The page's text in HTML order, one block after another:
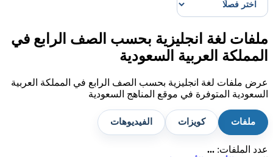
ملفات لغة انجليزية بحسب الصف الرابع في
المملكة العربية السعودية
عرض ملفات لغة انجليزية بحسب الصف الرابع في المملكة العربية
السعودية المتوفرة في موقع المناهج السعودية
ملفات كويزات الفيديوهات
عدد الملفات: ...